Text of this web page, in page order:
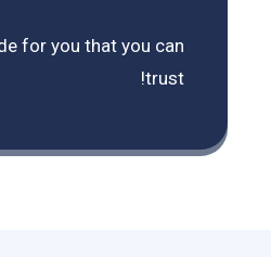
for you that you can
trust!